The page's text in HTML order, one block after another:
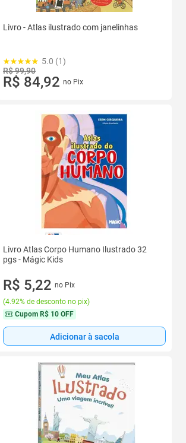
Livro - Atlas ilustrado com janelinhas
5.0 (1)
R$ 99,90
R$ 84,92 no Pix
Livro Atlas Corpo Humano Ilustrado 32
pgs - Mágic Kids
R$ 5,22 no Pix
(4.92% de desconto no pix)
Cupom R$ 10 OFF
Adicionar à sacola